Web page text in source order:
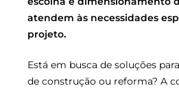
atendem às necessidades
projeto.
Está em busca de soluções
de construção ou reforma? A